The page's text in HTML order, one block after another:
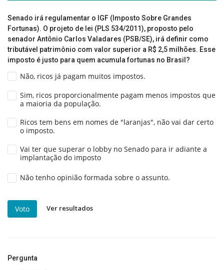
Senado irá regulamentar o IGF (Imposto Sobre Grandes
Fortunas). O projeto de lei (PLS 534/2011), proposto pelo
senador Antônio Carlos Valadares (PSB/SE), irá definir como
tributável patrimônio com valor superior a R$ 2,5 milhões. Esse
imposto é justo para quem acumula fortunas no Brasil?
Não, ricos já pagam muitos impostos.
Sim, ricos proporcionalmente pagam menos impostos que
a maioria da população.
Ricos tem bens em nomes de "laranjas", não vai dar certo
o imposto.
Vai ter que superar o lobby no Senado para ir adiante a
implantação do imposto
Não tenho opinião formada sobre o assunto.
Voto Ver resultados
Pergunta